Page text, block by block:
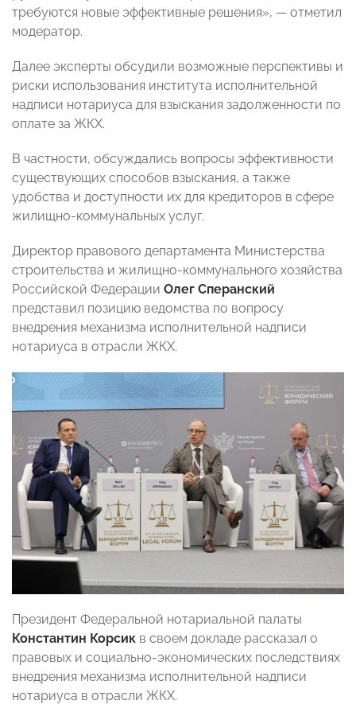
требуются новые эффективные решения», — отметил
модератор.
Далее эксперты обсудили возможные перспективы и
риски использования института исполнительной
надписи нотариуса для взыскания задолженности по
оплате за ЖКХ.
В частности, обсуждались вопросы эффективности
существующих способов взыскания, а также
удобства и доступности их для кредиторов в сфере
жилищно-коммунальных услуг.
Директор правового департамента Министерства
строительства и жилищно-коммунального хозяйства
Российской Федерации Олег Сперанский
представил позицию ведомства по вопросу
внедрения механизма исполнительной надписи
нотариуса в отрасли ЖКХ.
Президент Федеральной нотариальной палаты
Константин Корсик в своем докладе рассказал о
правовых и социально-экономических последствиях
внедрения механизма исполнительной надписи
нотариуса в отрасли ЖКХ.